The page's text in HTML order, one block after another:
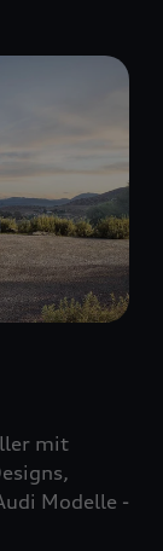
mit
Modelle -